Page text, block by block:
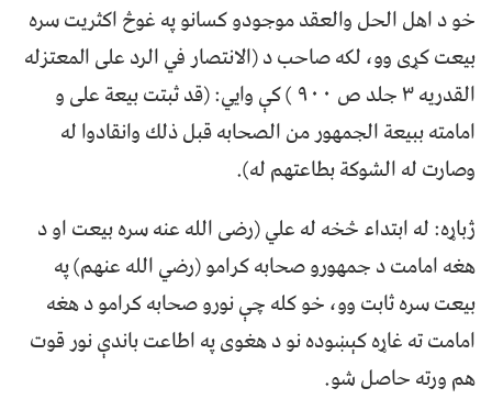
خو د اهل الحل والعقد موجودو کسانو په غوڅ اکثریت سره
بیعت کړی وو، لکه صاحب د (الانتصار في الرد على المعتزله
القدريه ۳ جلد ص ۹۰۰ ) کې وايي: (قد ثبتت بيعة على و
امامته ببيعة الجمهور من الصحابه قبل ذلك وانقادوا له
وصارت له الشوكة بطاعتهم له).
ژباړه: له ابتداء څخه له علي (رضی الله عنه سره بیعت او د
هغه امامت د جمهورو صحابه کرامو (رضي الله عنهم) په
بیعت سره ثابت وو، خو کله چې نورو صحابه کرامو د هغه
امامت ته غاړه کېښوده نو د هغوی په اطاعت باندې نور قوت
هم ورته حاصل شو.